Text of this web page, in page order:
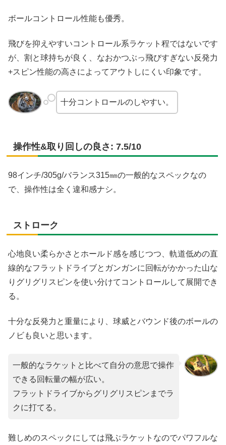
ボールコントロール性能も優秀。
飛びを抑えやすいコントロール系ラケット程ではないです
が、割と球持ちが良く、なおかつぶっ飛びすぎない反発力
+スピン性能の高さによってアウトしにくい印象です。
十分コントロールのしやすい。
操作性&取り回しの良さ: 7.5/10
98インチ/305g/バランス315㎜の一般的なスペックなの
で、操作性は全く違和感ナシ。
ストローク
心地良い柔らかさとホールド感を感じつつ、軌道低めの直
線的なフラットドライブとガンガンに回転がかかった山な
りグリグリスピンを使い分けてコントロールして展開でき
る。
十分な反発力と重量により、球威とバウンド後のボールの
ノビも良いと思います。
一般的なラケットと比べて自分の意思で操作
できる回転量の幅が広い。
フラットドライブからグリグリスピンまでラ
クに打てる。
難しめのスペックにしては飛ぶラケットなのでパワフルな